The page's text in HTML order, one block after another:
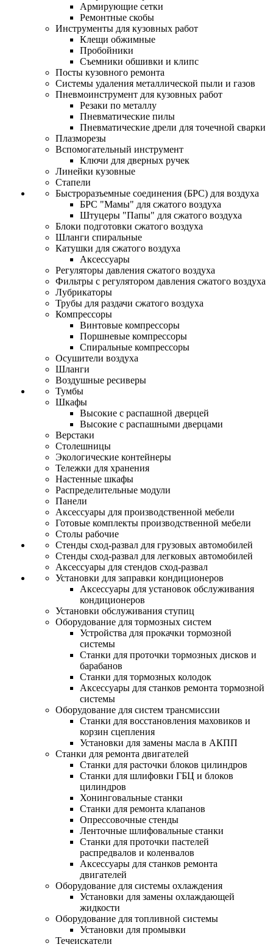
Армирующие сетки
Ремонтные скобы
Инструменты для кузовных работ
Клещи обжимные
Пробойники
Съемники обшивки и клипс
Посты кузовного ремонта
Системы удаления металлической пыли и газов
Пневмоинструмент для кузовных работ
Резаки по металлу
Пневматические пилы
Пневматические дрели для точечной сварки
Плазморезы
Вспомогательный инструмент
Ключи для дверных ручек
Линейки кузовные
Стапели
Быстроразъемные соединения (БРС) для воздуха
БРС "Мамы" для сжатого воздуха
Штуцеры "Папы" для сжатого воздуха
Блоки подготовки сжатого воздуха
Шланги спиральные
Катушки для сжатого воздуха
Аксессуары
Регуляторы давления сжатого воздуха
Фильтры с регулятором давления сжатого воздуха
Лубрикаторы
Трубы для раздачи сжатого воздуха
Компрессоры
Винтовые компрессоры
Поршневые компрессоры
Спиральные компрессоры
Осушители воздуха
Шланги
Воздушные ресиверы
Тумбы
Шкафы
Высокие с распашной дверцей
Высокие с распашными дверцами
Верстаки
Столешницы
Экологические контейнеры
Тележки для хранения
Настенные шкафы
Распределительные модули
Панели
Аксессуары для производственной мебели
Готовые комплекты производственной мебели
Столы рабочие
Стенды сход-развал для грузовых автомобилей
Стенды сход-развал для легковых автомобилей
Аксессуары для стендов сход-развал
Установки для заправки кондиционеров
Аксессуары для установок обслуживания
кондиционеров
Установки обслуживания ступиц
Оборудование для тормозных систем
Устройства для прокачки тормозной
системы
Станки для проточки тормозных дисков и
барабанов
Станки для тормозных колодок
Аксессуары для станков ремонта тормозной
системы
Оборудование для систем трансмиссии
Станки для восстановления маховиков и
корзин сцепления
Установки для замены масла в АКПП
Станки для ремонта двигателей
Станки для расточки блоков цилиндров
Станки для шлифовки ГБЦ и блоков
цилиндров
Хонинговальные станки
Станки для ремонта клапанов
Опрессовочные стенды
Ленточные шлифовальные станки
Станки для проточки пастелей
распредвалов и коленвалов
Аксессуары для станков ремонта
двигателей
Оборудование для системы охлаждения
Установки для замены охлаждающей
жидкости
Оборудование для топливной системы
Установки для промывки
Течеискатели